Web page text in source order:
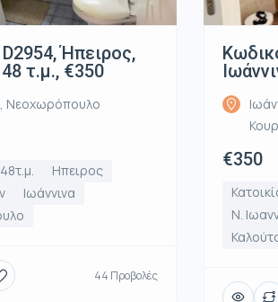
Ήπειρος,
48 τ.μ., €350
Νεοχωρόπουλο
48τ.μ.
Ηπειρος
Ιωάννινα
44 Προβολές
€350
Ν.